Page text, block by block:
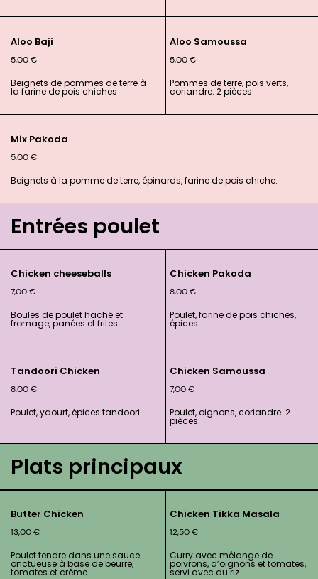
Aloo Baji
5,00€
Beignets de pommes de terre à
la farine de pois chiches
Aloo Samoussa
5,00€
Pommes de terre, pois verts,
coriandre. 2 pièces.
Mix Pakoda
5,00€
Beignets à la pomme de terre, épinards, farine de pois chiche.
Entrées poulet
Chicken cheeseballs
7,00€
Boules de poulet haché et
fromage, panées et frites.
Chicken Pakoda
8,00€
Poulet, farine de pois chiches,
épices.
Tandoori Chicken
8,00€
Poulet, yaourt, épices tandoori.
Chicken Samoussa
7,00€
Poulet, oignons, coriandre. 2
pièces.
Plats principaux
Butter Chicken
13,00€
Poulet tendre dans une sauce
onctueuse à base de beurre,
tomates et crème.
Chicken Tikka Masala
12,50€
Curry avec mélange de
poivrons, d’oignons et tomates,
servi avec du riz.